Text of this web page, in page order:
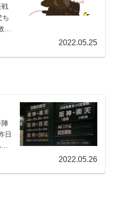
戦
ち
2022.05.25
陣
日
2022.05.26